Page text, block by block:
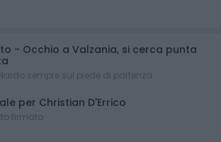
- Occhio a Valzania, si cerca punta
sempre sul piede di partenza...
per Christian D'Errico
firmato